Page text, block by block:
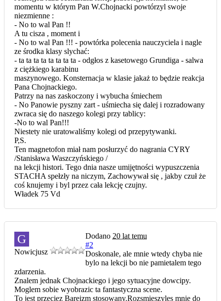
momentu w którym Pan W.Chojnacki powtórzyl swoje
niezmienne :
- No to wal Pan !!
A tu cisza , moment i
- No to wal Pan !!! - powtórka polecenia nauczyciela i nagle
ze środka klasy slychać:
- ta ta ta ta ta ta ta ta - odgłos z kasetowego Grundiga - salwa
z ciężkiego karabinu
maszynowego. Konsternacja w klasie jakaż to będzie reakcja
Pana Chojnackiego.
Patrzy na nas zaskoczony i wybucha śmiechem
- No Panowie pyszny zart - uśmiecha się dalej i rozradowany
zwraca się do naszego kolegi przy tablicy:
-No to wal Pan!!!
Niestety nie uratowaliśmy kolegi od przepytywanki.
P,S.
Ten magnetofon miał nam posłurzyć do nagrania CYRY
/Stanisława Waszczyńskiego /
na lekcji histori. Tego dnia nasze umijętności wypuszczenia
STACHA spełzły na niczym, Zachowywał się , jakby czuł że
coś knujemy i byl przez cała lekcję czujny.
Władek 75 Vd
G
Nowicjusz
Dodano 20 lat temu
#2
Doskonale, ale mnie wtedy chyba nie
bylo na lekcji bo nie pamietalem tego
zdarzenia.
Znalem jednak Chojnackiego i jego sytuacyjne dowcipy.
Moglem sobie wyobrazic ta fantastyczna scene.
To jest przeciez Bareizm stosowany.Rozsmieszyles mnie do